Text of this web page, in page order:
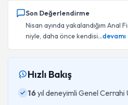
Son Değerlendirme
Nisan ayında yakalandığım Anal
niyle, daha önce kendisi...devamı
Hızlı Bakış
16yıl deneyimli Genel Cerrahi